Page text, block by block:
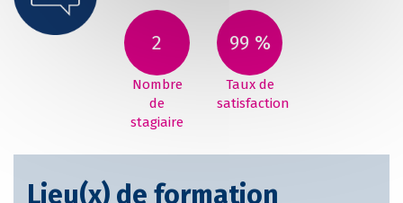
2
Nombre
de
stagiaire
99 %
Taux de
satisfaction
Lieu(x) de formation